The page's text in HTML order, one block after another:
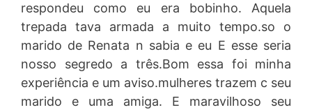
respondeu como eu era bobinho. Aquela
trepada tava armada a muito tempo.so o
marido de Renata n sabia e eu E esse seria
nosso segredo a três.Bom essa foi minha
experiência e um aviso.mulheres trazem c seu
marido e uma amiga. E maravilhoso seu